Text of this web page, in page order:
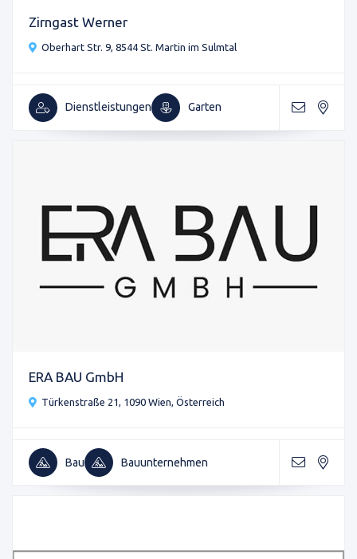
Zirngast Werner
Oberhart Str. 9, 8544 St. Martin im Sulmtal
Dienstleistungen Garten
ERA BAU GmbH
Türkenstraße 21, 1090 Wien, Österreich
Bau Bauunternehmen